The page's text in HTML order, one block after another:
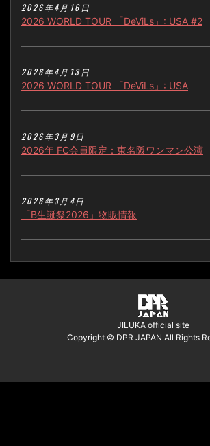
2026年4月16日
2026 WORLD TOUR 「DeViLs」: USA #2
2026年4月13日
2026 WORLD TOUR 「DeViLs」: USA
2026年3月9日
2026年 FC会員限定：東名阪ワンマン公演
2026年3月4日
「B生誕祭2026」物販情報
JILUKA official site
Copyright © DPR JAPAN All Rights